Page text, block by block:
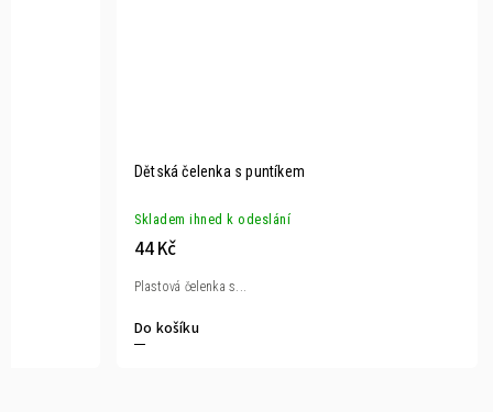
Dětská čelenka s puntíkem
Skladem ihned k odeslání
44 Kč
Do košíku
Plastová čelenka s...